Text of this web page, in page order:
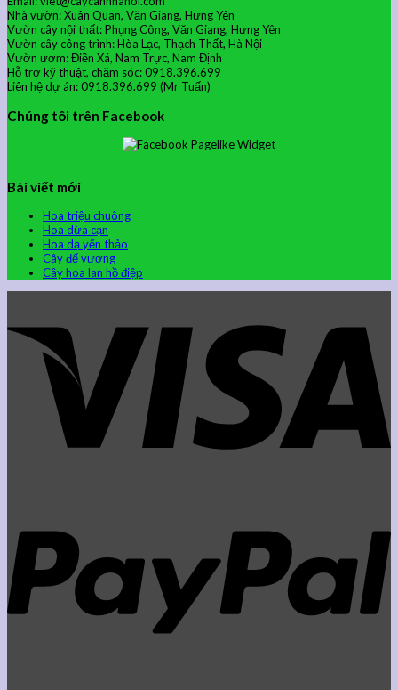
Nhà vườn: Xuân Quan, Văn Giang, Hưng Yên
Vườn cây nội thất: Phụng Công, Văn Giang, Hưng Yên
Vườn cây công trình: Hòa Lạc, Thạch Thất, Hà Nội
Vườn ươm: Điền Xá, Nam Trực, Nam Định
Hỗ trợ kỹ thuật, chăm sóc: 0918.396.699
Liên hệ dự án: 0918.396.699 (Mr Tuấn)
Chúng tôi trên Facebook
Bài viết mới
Hoa triệu chuông
Hoa dừa cạn
Hoa dạ yến thảo
Cây đế vương
Cây hoa lan hồ điệp